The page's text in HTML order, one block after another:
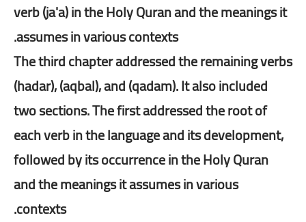
verb (ja'a) in the Holy Quran and the meanings it
assumes in various contexts.
The third chapter addressed the remaining verbs
(hadar), (aqbal), and (qadam). It also included
two sections. The first addressed the root of
each verb in the language and its development,
followed by its occurrence in the Holy Quran
and the meanings it assumes in various
contexts.